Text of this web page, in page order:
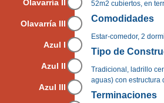
Olavarría II
Olavarría III
Azul I
Azul II
Azul III
52m2 cubiertos, en
Comodidades
Estar-comedor, 2
Tipo de
Tradicional, ladrillo
aguas) con estructura
Terminaciones